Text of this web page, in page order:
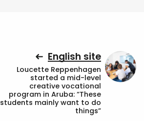
English site
Loucette Reppenhagen
started a mid-level
creative vocational
program in Aruba: “These
students mainly want to do
things”